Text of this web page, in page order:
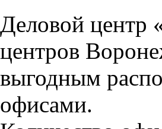
Деловой центр
центров
выгодным
офисами.